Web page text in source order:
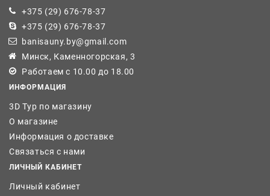
+375 (29) 676-78-37
+375 (29) 676-78-37
banisauny.by@gmail.com
Минск, Каменногорская, 3
Работаем с 10.00 до 18.00
ИНФОРМАЦИЯ
3D Тур по магазину
О магазине
Информация о доставке
Связаться с нами
ЛИЧНЫЙ КАБИНЕТ
Личный кабинет